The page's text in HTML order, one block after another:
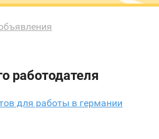
работодателя
для работы в германии